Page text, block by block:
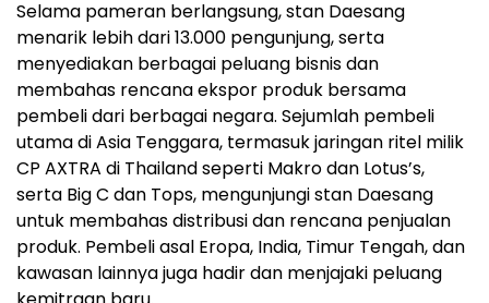
Selama pameran berlangsung, stan Daesang
menarik lebih dari 13.000 pengunjung, serta
menyediakan berbagai peluang bisnis dan
membahas rencana ekspor produk bersama
pembeli dari berbagai negara. Sejumlah pembeli
utama di Asia Tenggara, termasuk jaringan ritel milik
CP AXTRA di Thailand seperti Makro dan Lotus’s,
serta Big C dan Tops, mengunjungi stan Daesang
untuk membahas distribusi dan rencana penjualan
produk. Pembeli asal Eropa, India, Timur Tengah, dan